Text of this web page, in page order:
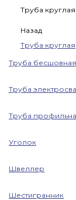
Труба круглая
Назад
Труба круглая
Труба бесшовная
Труба
Труба
Уголок
Швеллер
Шестигранник